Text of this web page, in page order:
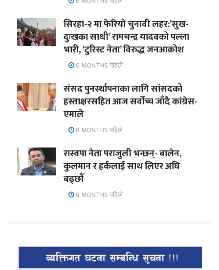
सिरहा-२ मा फेरियो चुनावी लहर:’सुख-
दुःखका साथी’ रामचन्द्र यादवको पल्ला
भारी, ‘टुरिस्ट नेता’ विरुद्ध जनआक्रोश
6 MONTHS पहिले
संसद पुनर्स्थापनाका लागि सांसदको
हस्ताक्षरसहित आज सर्वोच्च जाँदै कांग्रेस-
एमाले
8 MONTHS पहिले
रास्वपा नेता पराजुली भन्छन्- बालेन,
कुलमान र हर्कलाई साथ लिएर अघि
बढ्छौँ
8 MONTHS पहिले